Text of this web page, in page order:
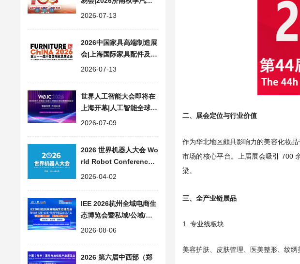
展会 CAPF
2026-07-13
2026中国家具高端制造展
会|上海国际家具配件及材
料精品展 FMC Premium
2026-07-13
世界人工智能大会即将在
上海开幕|人工智能全球治
理高级别会议 WAIC 2026
2026-07-09
2026 世界机器人大会 Wo
rld Robot Conferenc
e，论坛+博览会+大赛
2026-04-02
IEE 2026杭州全域电商生
态博览会暨私域/公域/视
频号爆品直播大会
2026-08-06
2026 第六届中西部（郑
二、展会定位与行业价值
作为华北地区颇具影响力的美容化妆
市场的核心平台。上届展会吸引 700
梁。
三、全产业链展品
1. 专业线板块
美容护肤、皮肤管理、医美整形、纹